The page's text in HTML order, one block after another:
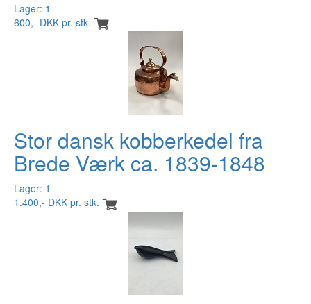
Lager: 1
600,- DKK pr. stk.
Stor dansk kobberkedel fra
Brede Værk ca. 1839-1848
Lager: 1
1.400,- DKK pr. stk.